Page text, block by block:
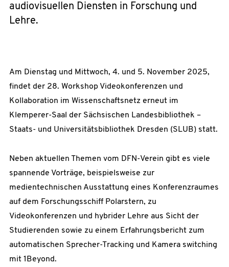
audiovisuellen Diensten in Forschung und
Lehre.
Am Dienstag und Mittwoch, 4. und 5. November 2025,
findet der 28. Workshop Videokonferen­zen und
Kollaboration im Wissenschafts­netz erneut im
Klemperer-Saal der Sächsischen Landesbibliothek –
Staats- und Universitätsbibliothek Dresden (SLUB) statt.
Neben aktuellen Themen vom DFN-Verein gibt es viele
spannende Vorträge, beispielsweise zur
medientechnischen Ausstattung eines Konferenzraumes
auf dem Forschungsschiff Polarstern, zu
Videokonferenzen und hybrider Lehre aus Sicht der
Studierenden sowie zu einem Erfahrungsbericht zum
automatischen Sprecher-Tracking und Kamera switching
mit 1Beyond.